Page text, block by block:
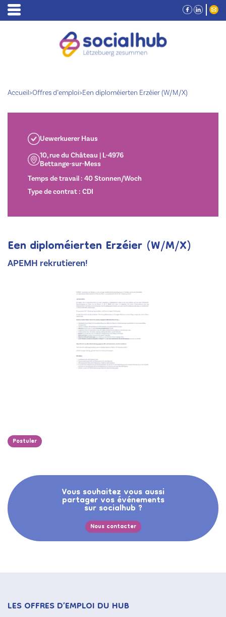
Accueil>Offres d’emploi>Een diploméierten Erzéier (W/M/X)
Uewerkuerer Haus
10, rue du Château | L-4976
Bettange-sur-Mess
Temps de travail : 40 Stonnen/Woch
Type de contrat : CDI
Een diploméierten Erzéier (W/M/X)
APEMH rekrutieren!
Postuler
Vous souhaitez vous aussi
partager vos événements
sur socialhub ?
Nous contacter
LES OFFRES D’EMPLOI DU HUB